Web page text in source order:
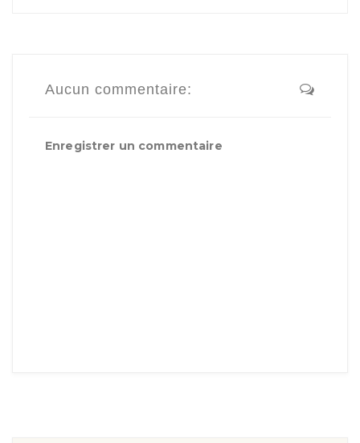
Aucun commentaire:
Enregistrer un commentaire